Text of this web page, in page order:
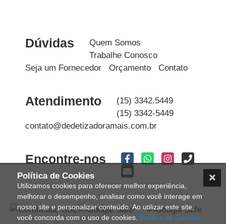
Dúvidas
Quem Somos
Trabalhe Conosco
Seja um Fornecedor
Orçamento Contato
Atendimento
(15) 3342.5449
(15) 3342-5449
contato@dedetizadoramais.com.br
Encontre-nos
Política de Cookies
Utilizamos cookies para oferecer melhor experiência,
melhorar o desempenho, analisar como você interage em
nosso site e personalizar conteúdo. Ao utilizar este site,
você concorda com o uso de cookies. Política de Cookies